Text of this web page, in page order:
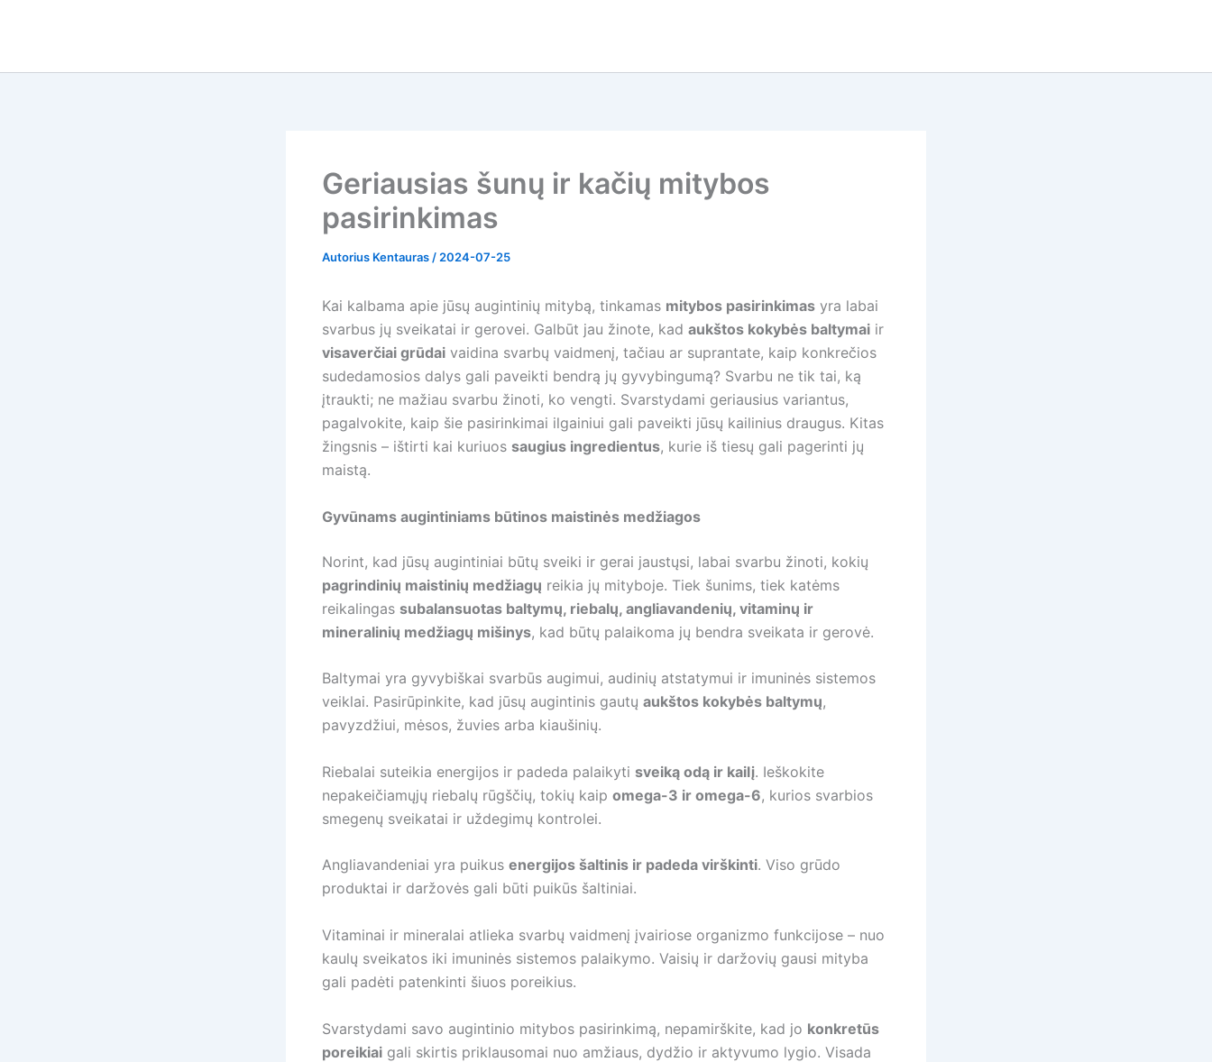
Geriausias šunų ir kačių mitybos
pasirinkimas
Autorius Kentauras / 2024-07-25
Kai kalbama apie jūsų augintinių mitybą, tinkamas mitybos pasirinkimas yra labai
svarbus jų sveikatai ir gerovei. Galbūt jau žinote, kad aukštos kokybės baltymai ir
visaverčiai grūdai vaidina svarbų vaidmenį, tačiau ar suprantate, kaip konkrečios
sudedamosios dalys gali paveikti bendrą jų gyvybingumą? Svarbu ne tik tai, ką
įtraukti; ne mažiau svarbu žinoti, ko vengti. Svarstydami geriausius variantus,
pagalvokite, kaip šie pasirinkimai ilgainiui gali paveikti jūsų kailinius draugus. Kitas
žingsnis – ištirti kai kuriuos saugius ingredientus, kurie iš tiesų gali pagerinti jų
maistą.
Gyvūnams augintiniams būtinos maistinės medžiagos
Norint, kad jūsų augintiniai būtų sveiki ir gerai jaustųsi, labai svarbu žinoti, kokių
pagrindinių maistinių medžiagų reikia jų mityboje. Tiek šunims, tiek katėms
reikalingas subalansuotas baltymų, riebalų, angliavandenių, vitaminų ir
mineralinių medžiagų mišinys, kad būtų palaikoma jų bendra sveikata ir gerovė.
Baltymai yra gyvybiškai svarbūs augimui, audinių atstatymui ir imuninės sistemos
veiklai. Pasirūpinkite, kad jūsų augintinis gautų aukštos kokybės baltymų,
pavyzdžiui, mėsos, žuvies arba kiaušinių.
Riebalai suteikia energijos ir padeda palaikyti sveiką odą ir kailį. Ieškokite
nepakeičiamųjų riebalų rūgščių, tokių kaip omega-3 ir omega-6, kurios svarbios
smegenų sveikatai ir uždegimų kontrolei.
Angliavandeniai yra puikus energijos šaltinis ir padeda virškinti. Viso grūdo
produktai ir daržovės gali būti puikūs šaltiniai.
Vitaminai ir mineralai atlieka svarbų vaidmenį įvairiose organizmo funkcijose – nuo
kaulų sveikatos iki imuninės sistemos palaikymo. Vaisių ir daržovių gausi mityba
gali padėti patenkinti šiuos poreikius.
Svarstydami savo augintinio mitybos pasirinkimą, nepamirškite, kad jo konkretūs
poreikiai gali skirtis priklausomai nuo amžiaus, dydžio ir aktyvumo lygio. Visada